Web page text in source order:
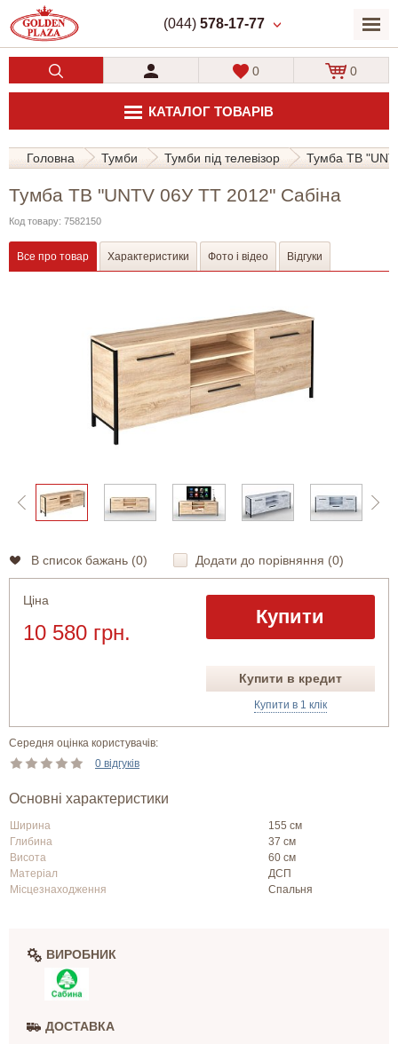
(044) 578-17-77
КАТАЛОГ ТОВАРІВ
0 0
Головна Тумби Тумби під телевізор Тумба ТВ
Тумба ТВ "UNTV 06У TT 2012" Сабіна
Код товару: 7582150
Все про товар Характеристики Фото і відео Відгуки
В список бажань (0) Додати до порівняння (0)
Ціна
10 580 грн.
Купити
Купити в кредит
Купити в 1 клік
Середня оцінка користувачів:
0 відгуків
Основні характеристики
Ширина
155 см
Глибина
37 см
Висота
60 см
Матеріал
ДСП
Місцезнаходження
Спальня
ВИРОБНИК
ДОСТАВКА